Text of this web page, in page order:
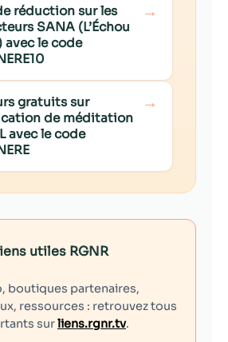
réduction sur les
SANA (L’Échou
avec le code
→
gratuits sur
de méditation
avec le code
→
utiles RGNR
boutiques partenaires,
ressources : retrouvez tous
surliens.rgnr.tv.